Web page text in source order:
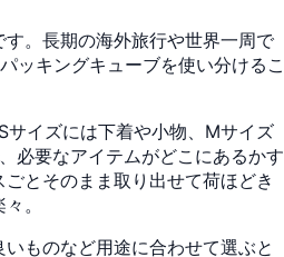
。長期の海外旅行や世界一周で
ッキングキューブを使い分けるこ
イズには下着や小物、Mサイズ
必要なアイテムがどこにあるかす
とそのまま取り出せて荷ほどき
。
ものなど用途に合わせて選ぶと